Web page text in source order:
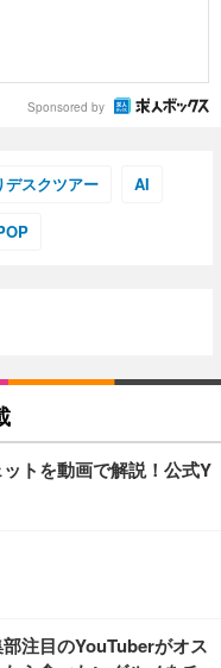
Sponsored by
デスクツアー AI
トを動画で解説！公式Y
注目のYouTuberがオス